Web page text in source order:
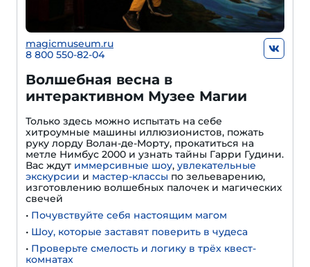
magicmuseum.ru
8 800 550-82-04
Волшебная весна в
интерактивном Музее Магии
Только здесь можно испытать на себе
хитроумные машины иллюзионистов, пожать
руку лорду Волан-де-Морту, прокатиться на
метле Нимбус 2000 и узнать тайны Гарри Гудини.
Вас ждут иммерсивные шоу, увлекательные
экскурсии и мастер-классы по зельеварению,
изготовлению волшебных палочек и магических
свечей
• Почувствуйте себя настоящим магом
• Шоу, которые заставят поверить в чудеса
• Проверьте смелость и логику в трёх квест-
комнатах